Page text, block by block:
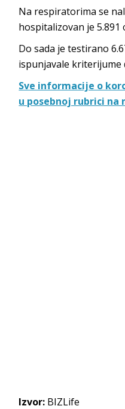
Na respiratorima se
hospitalizovan je 5.891
Do sada je testirano
ispunjavale kriterijume
Sve informacije o
u posebnoj rubrici na
Izvor: BIZLife